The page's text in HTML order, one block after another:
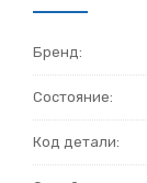
Бренд:
Состояние:
Код детали: